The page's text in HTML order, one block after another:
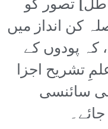
تصور کو
کن انداز میں
کہ پودوں کے
تشریح اجزا
سائنسی